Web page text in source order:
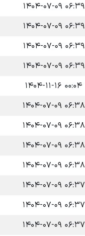
۰۶:۳۹ ۱۴۰۴-۰۷-۰۹
۰۶:۳۹ ۱۴۰۴-۰۷-۰۹
۰۶:۳۹ ۱۴۰۴-۰۷-۰۹
۰۶:۳۹ ۱۴۰۴-۰۷-۰۹
۰۰:۰۴ ۱۴۰۴-۱۱-۱۶
۰۶:۳۸ ۱۴۰۴-۰۷-۰۹
۰۶:۳۸ ۱۴۰۴-۰۷-۰۹
۰۶:۳۸ ۱۴۰۴-۰۷-۰۹
۰۶:۳۸ ۱۴۰۴-۰۷-۰۹
۰۶:۳۷ ۱۴۰۴-۰۷-۰۹
۰۶:۳۷ ۱۴۰۴-۰۷-۰۹
۰۶:۳۷ ۱۴۰۴-۰۷-۰۹